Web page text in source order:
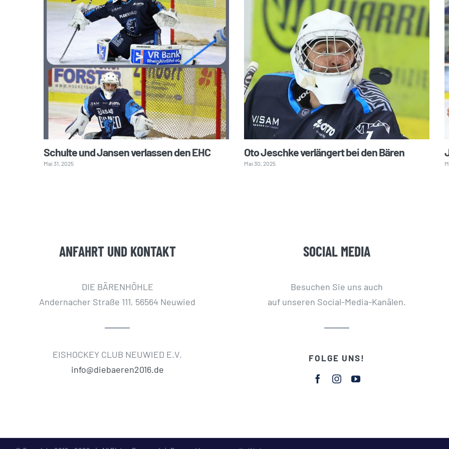
Schulte und Jansen verlassen den EHC
Mai 31, 2025
Oto Jeschke verlängert bei den Bären
Mai 30, 2025
ANFAHRT UND KONTAKT
DIE BÄRENHÖHLE
Andernacher Straße 111, 56564 Neuwied
EISHOCKEY CLUB NEUWIED E.V.
info@diebaeren2016.de
SOCIAL MEDIA
Besuchen Sie uns auch
auf unseren Social-Media-Kanälen.
FOLGE UNS!